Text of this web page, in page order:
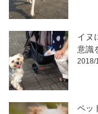
イヌ
意識
2018/
ペッ